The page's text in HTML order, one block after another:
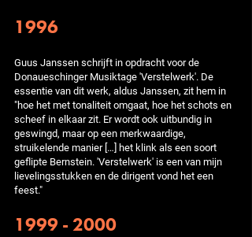
1996
Guus Janssen schrijft in opdracht voor de
Donaueschinger Musiktage 'Verstelwerk'. De
essentie van dit werk, aldus Janssen, zit hem in
"hoe het met tonaliteit omgaat, hoe het schots en
scheef in elkaar zit. Er wordt ook uitbundig in
geswingd, maar op een merkwaardige,
struikelende manier […] het klink als een soort
geflipte Bernstein. 'Verstelwerk' is een van mijn
lievelingsstukken en de dirigent vond het een
feest."
1999 - 2000